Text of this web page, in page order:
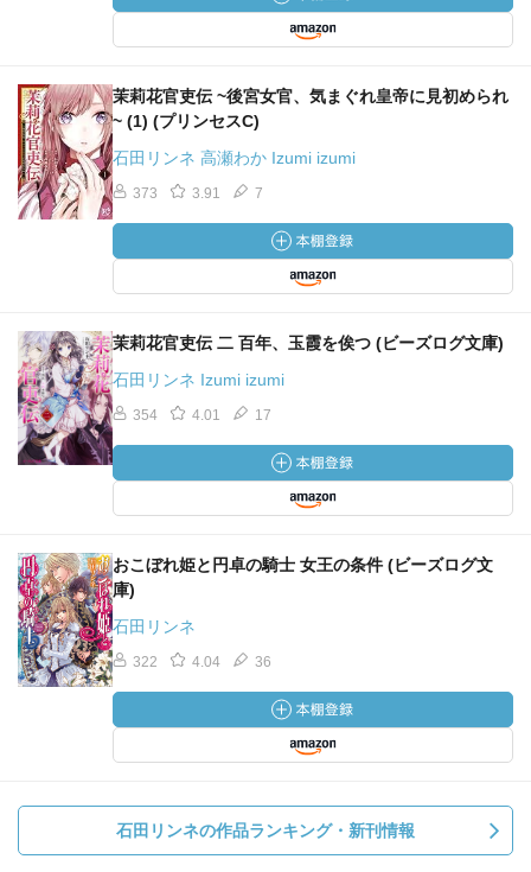
茉莉花官吏伝 ~後宮女官、気まぐれ皇帝に見初められ
~ (1) (プリンセスC)
石田リンネ 高瀬わか Izumi izumi
373 3.91 7
茉莉花官吏伝 二 百年、玉霞を俟つ (ビーズログ文庫)
石田リンネ Izumi izumi
354 4.01 17
おこぼれ姫と円卓の騎士 女王の条件 (ビーズログ文
庫)
石田リンネ
322 4.04 36
石田リンネの作品ランキング・新刊情報